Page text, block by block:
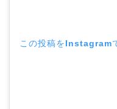
この投稿をInstagram